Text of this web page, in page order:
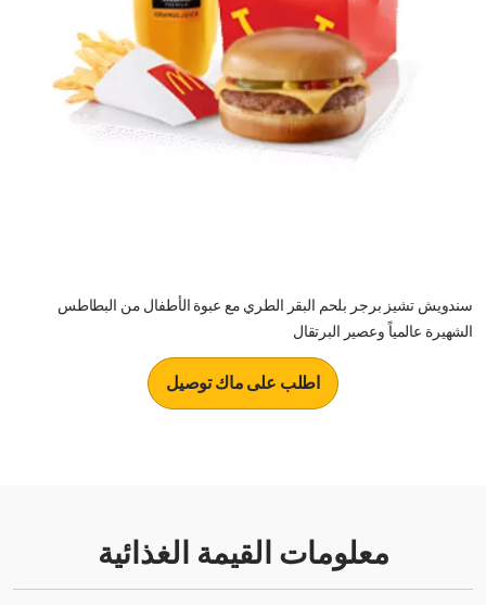
سندويش تشيز برجر بلحم البقر الطري مع عبوة الأطفال من البطاطس
الشهيرة عالمياً وعصير البرتقال
اطلب على ماك توصيل
معلومات القيمة الغذائية